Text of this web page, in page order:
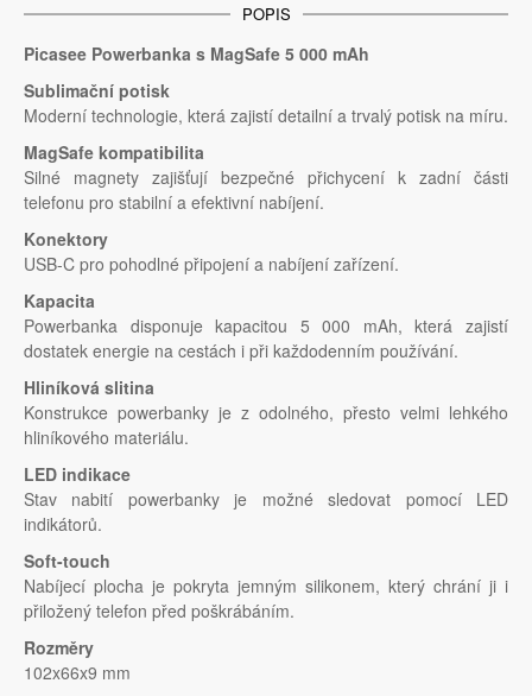
POPIS
Picasee Powerbanka s MagSafe 5 000 mAh
Sublimační potisk
Moderní technologie, která zajistí detailní a trvalý potisk na míru.
MagSafe kompatibilita
Silné magnety zajišťují bezpečné přichycení k zadní části
telefonu pro stabilní a efektivní nabíjení.
Konektory
USB-C pro pohodlné připojení a nabíjení zařízení.
Kapacita
Powerbanka disponuje kapacitou 5 000 mAh, která zajistí
dostatek energie na cestách i při každodenním používání.
Hliníková slitina
Konstrukce powerbanky je z odolného, přesto velmi lehkého
hliníkového materiálu.
LED indikace
Stav nabití powerbanky je možné sledovat pomocí LED
indikátorů.
Soft-touch
Nabíjecí plocha je pokryta jemným silikonem, který chrání ji i
přiložený telefon před poškrábáním.
Rozměry
102x66x9 mm